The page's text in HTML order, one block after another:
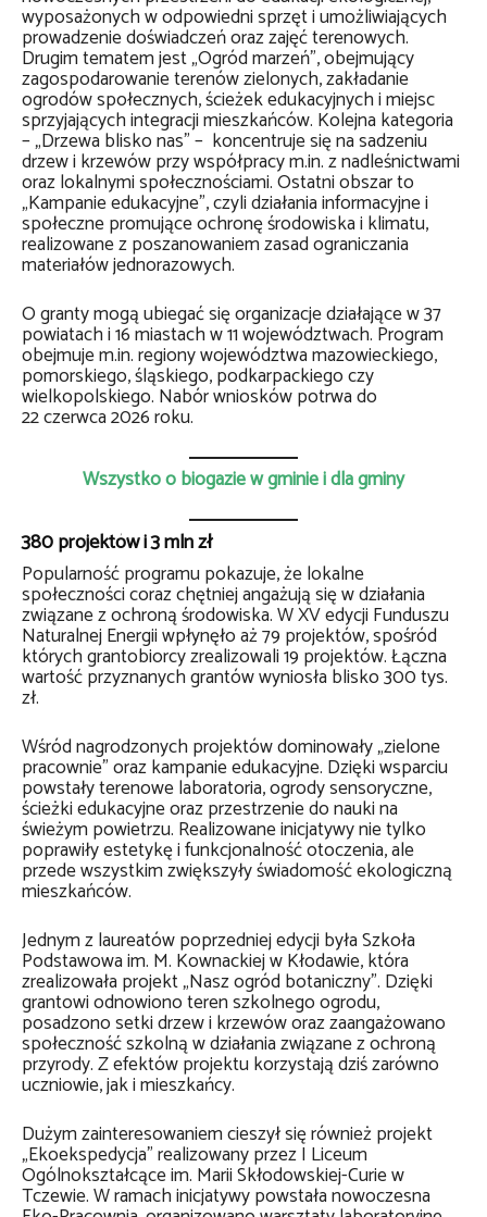
wyposażonych w odpowiedni sprzęt i umożliwiających
prowadzenie doświadczeń oraz zajęć terenowych.
Drugim tematem jest „Ogród marzeń”, obejmujący
zagospodarowanie terenów zielonych, zakładanie
ogrodów społecznych, ścieżek edukacyjnych i miejsc
sprzyjających integracji mieszkańców. Kolejna kategoria
– „Drzewa blisko nas” – koncentruje się na sadzeniu
drzew i krzewów przy współpracy m.in. z nadleśnictwami
oraz lokalnymi społecznościami. Ostatni obszar to
„Kampanie edukacyjne”, czyli działania informacyjne i
społeczne promujące ochronę środowiska i klimatu,
realizowane z poszanowaniem zasad ograniczania
materiałów jednorazowych.
O granty mogą ubiegać się organizacje działające w 37
powiatach i 16 miastach w 11 województwach. Program
obejmuje m.in. regiony województwa mazowieckiego,
pomorskiego, śląskiego, podkarpackiego czy
wielkopolskiego. Nabór wniosków potrwa do
22 czerwca 2026 roku.
Wszystko o biogazie w gminie i dla gminy
380 projektów i 3 mln zł
Popularność programu pokazuje, że lokalne
społeczności coraz chętniej angażują się w działania
związane z ochroną środowiska. W XV edycji Funduszu
Naturalnej Energii wpłynęło aż 79 projektów, spośród
których grantobiorcy zrealizowali 19 projektów. Łączna
wartość przyznanych grantów wyniosła blisko 300 tys.
zł.
Wśród nagrodzonych projektów dominowały „zielone
pracownie” oraz kampanie edukacyjne. Dzięki wsparciu
powstały terenowe laboratoria, ogrody sensoryczne,
ścieżki edukacyjne oraz przestrzenie do nauki na
świeżym powietrzu. Realizowane inicjatywy nie tylko
poprawiły estetykę i funkcjonalność otoczenia, ale
przede wszystkim zwiększyły świadomość ekologiczną
mieszkańców.
Jednym z laureatów poprzedniej edycji była Szkoła
Podstawowa im. M. Kownackiej w Kłodawie, która
zrealizowała projekt „Nasz ogród botaniczny”. Dzięki
grantowi odnowiono teren szkolnego ogrodu,
posadzono setki drzew i krzewów oraz zaangażowano
społeczność szkolną w działania związane z ochroną
przyrody. Z efektów projektu korzystają dziś zarówno
uczniowie, jak i mieszkańcy.
Dużym zainteresowaniem cieszył się również projekt
„Ekoekspedycja” realizowany przez I Liceum
Ogólnokształcące im. Marii Skłodowskiej-Curie w
Tczewie. W ramach inicjatywy powstała nowoczesna